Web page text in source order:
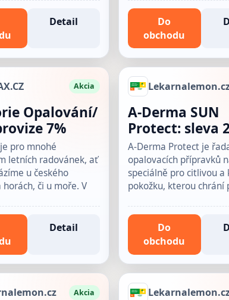
Detail
Do
obchodu
Akcia
Opalování/
7%
pro mnohé
letních radovánek, ať
u českého
či u moře. V
Detail
A-Derma SUN
Protect: sleva
A-Derma Protect je
opalovacích přípravků
speciálně pro citlivou a
pokožku, kterou chrání
Do
obchodu
Akcia